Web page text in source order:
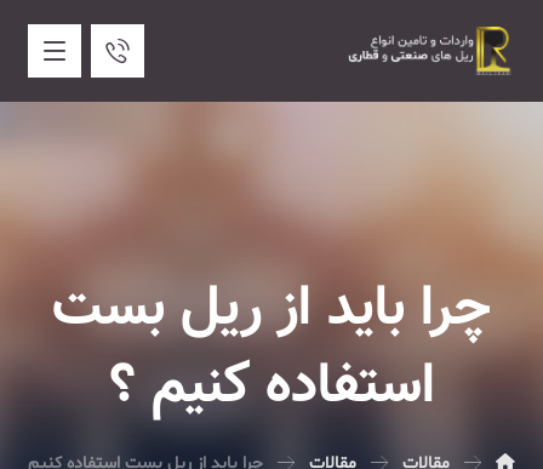
چرا باید از ریل بست
استفاده کنیم ؟
مقالات مقالات
چرا باید از ریل بست استفاده کنیم